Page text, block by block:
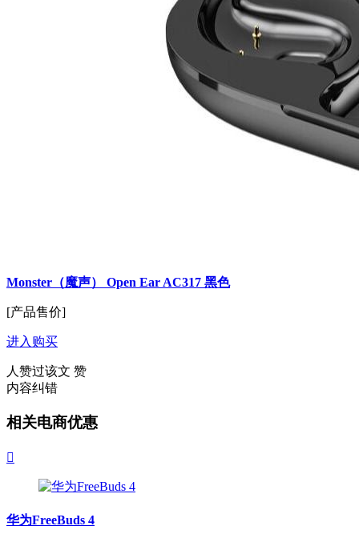
Monster（魔声） Open Ear AC317 黑色
[产品售价]
进入购买
人赞过该文 赞
内容纠错
相关电商优惠

华为FreeBuds 4